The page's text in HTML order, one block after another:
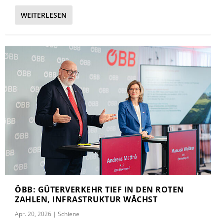
WEITERLESEN
ÖBB: GÜTERVERKEHR TIEF IN DEN ROTEN
ZAHLEN, INFRASTRUKTUR WÄCHST
Apr. 20, 2026 |Schiene